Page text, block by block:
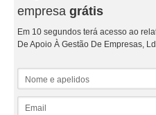
empresa grátis
Em 10 segundos terá acesso ao
De Apoio À Gestão De Empresas,